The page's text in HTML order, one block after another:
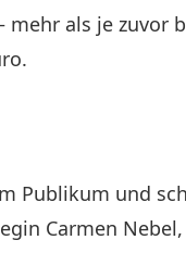
als je zuvor
Publikum und
Carmen